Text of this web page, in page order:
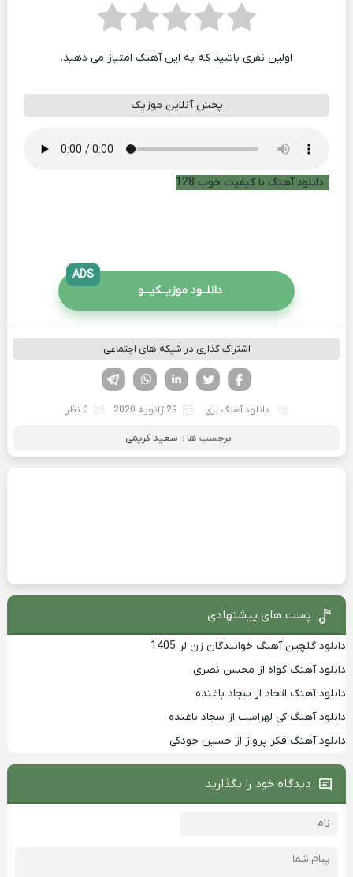
اولین نفری باشید که به این آهنگ امتیاز می دهید.
پخش آنلاین موزیک
دانلود آهنگ با کیفیت خوب 128
دانلــود موزیــکیـــو
ADS
اشتراک گذاری در شبکه های اجتماعی
لینکدین تویتر
فیسوک
دانلود آهنگ لری 29 ژانویه 2020 0 نظر
برچسب ها : سعید کریمی
پست های پیشنهادی
دانلود گلچین آهنگ خوانندگان زن لر 1405
دانلود آهنگ گواه از محسن نصری
دانلود آهنگ اتحاد از سجاد باغنده
دانلود آهنگ کی لهراسب از سجاد باغنده
دانلود آهنگ فکر پرواز از حسین جودکی
دیدگاه خود را بگذارید